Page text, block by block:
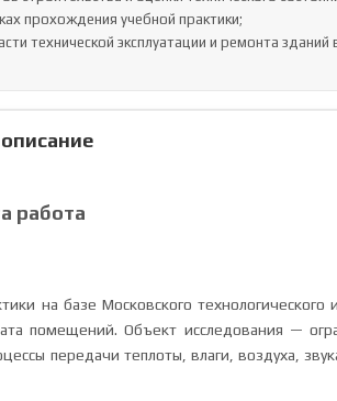
прохождения учебной практики;
технической эксплуатации и ремонта зданий
работа
на базе Московского технологического
помещений. Объект исследования —
передачи теплоты, влаги, воздуха,